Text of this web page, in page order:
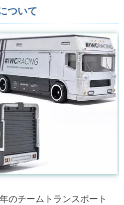
ついて
のチームトランスポート